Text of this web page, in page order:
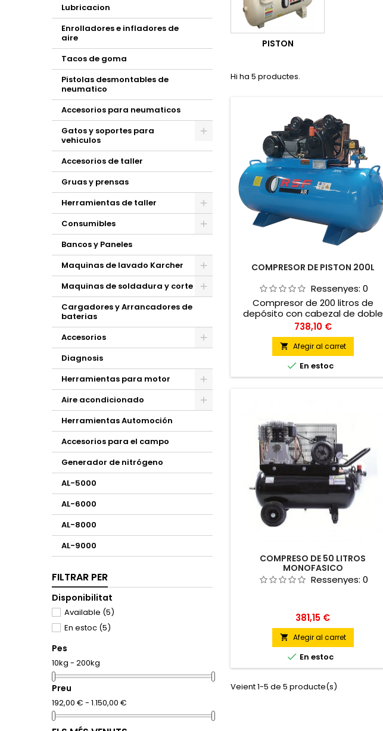
Lubricacion
Enrolladores e infladores de
aire
Tacos de goma
Pistolas desmontables de
neumatico
Accesorios para neumaticos
Gatos y soportes para
vehiculos
Accesorios de taller
Gruas y prensas
Herramientas de taller
Consumibles
Bancos y Paneles
Maquinas de lavado Karcher
Maquinas de soldadura y corte
Cargadores y Arrancadores de
baterias
Accesorios
Diagnosis
Herramientas para motor
Aire acondicionado
Herramientas Automoción
Accesorios para el campo
Generador de nitrógeno
AL-5000
AL-6000
AL-8000
AL-9000
FILTRAR PER
Disponibilitat
Available (5)
En estoc (5)
Pes
10kg - 200kg
Preu
192,00 € - 1.150,00 €
PISTON
Hi ha 5 productes.
COMPRESOR DE PISTON 200L
Ressenyes:0
Compresor de 200 litros de
depósito con cabezal de doble
etapa y cilindro de hierro fundido.
Preu
738,10 €
 Afegir al carret
 En estoc
COMPRESO DE 50 LITROS
MONOFASICO
Ressenyes:0
Preu
381,15 €
 Afegir al carret
 En estoc
Veient 1-5 de 5 producte(s)